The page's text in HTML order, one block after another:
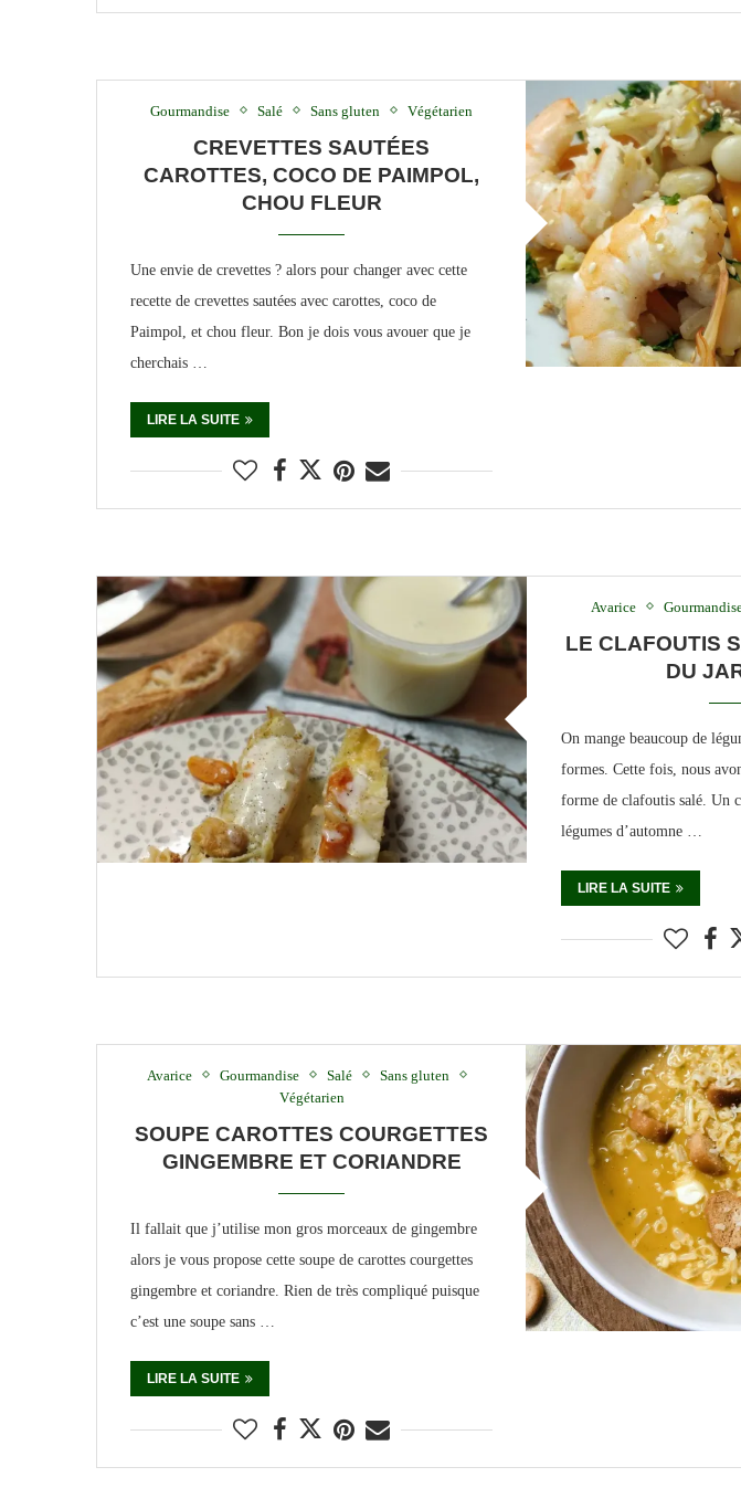
Gourmandise Salé Sans gluten Végétarien
CREVETTES SAUTÉES
CAROTTES, COCO DE PAIMPOL,
CHOU FLEUR
Une envie de crevettes ? alors pour changer avec cette
recette de crevettes sautées avec carottes, coco de
Paimpol, et chou fleur. Bon je dois vous avouer que je
cherchais …
LIRE LA SUITE
Avarice
LE CLAFOUTIS
DU
On mange beaucoup de
formes. Cette fois, nous
forme de clafoutis salé. Un
légumes d’automne …
LIRE LA SUITE
Avarice Gourmandise Salé
Sans gluten
Végétarien
SOUPE CAROTTES COURGETTES
GINGEMBRE ET CORIANDRE
Il fallait que j’utilise mon gros morceaux de gingembre
alors je vous propose cette soupe de carottes courgettes
gingembre et coriandre. Rien de très compliqué puisque
c’est une soupe sans …
LIRE LA SUITE